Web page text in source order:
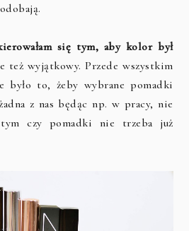
się tym, aby kolor był
też wyjątkowy. Przede wszystkim
było to, żeby wybrane pomadki
z nas będąc np. w pracy, nie
czy pomadki nie trzeba już